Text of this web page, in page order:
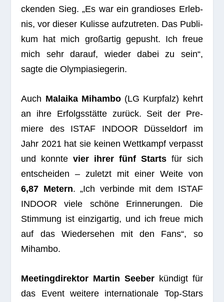
cken­den Sieg. „Es war ein gran­dio­ses Erleb­
nis, vor die­ser Kulisse auf­zu­tre­ten. Das Publi­
kum hat mich groß­ar­tig gepusht. Ich freue
mich sehr dar­auf, wie­der dabei zu sein“,
sagte die Olympiasiegerin.
Auch Malaika Mihambo(LG Kur­pfalz) kehrt
an ihre Erfolgs­stätte zurück. Seit der Pre­
miere des ISTAF INDOOR Düs­sel­dorf im
Jahr 2021 hat sie kei­nen Wett­kampf ver­passt
und konntevier ihrer fünf Startsfür sich
ent­schei­den – zuletzt mit einer Weite von
6,87 Metern. „Ich ver­binde mit dem ISTAF
INDOOR viele schöne Erin­ne­run­gen. Die
Stim­mung ist ein­zig­ar­tig, und ich freue mich
auf das Wie­der­se­hen mit den Fans“, so
Mihambo.
Mee­ting­di­rek­tor Mar­tin See­ber kün­digt für
das Event wei­tere inter­na­tio­nale Top-Stars